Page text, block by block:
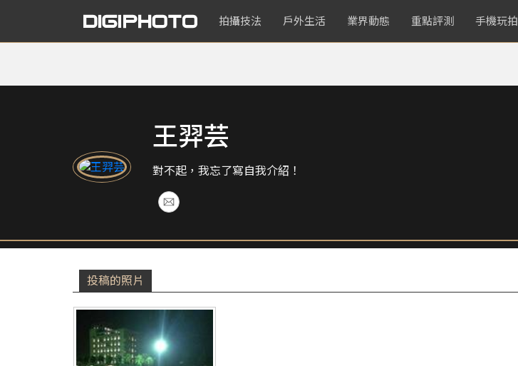
拍攝技法 戶外生活 業界動態 重點評測 手機玩拍
王羿芸
對不起，我忘了寫自我介紹！
投稿的照片